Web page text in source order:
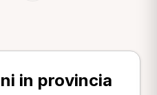
in provincia